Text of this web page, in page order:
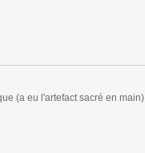
(a eu l'artefact sacré en